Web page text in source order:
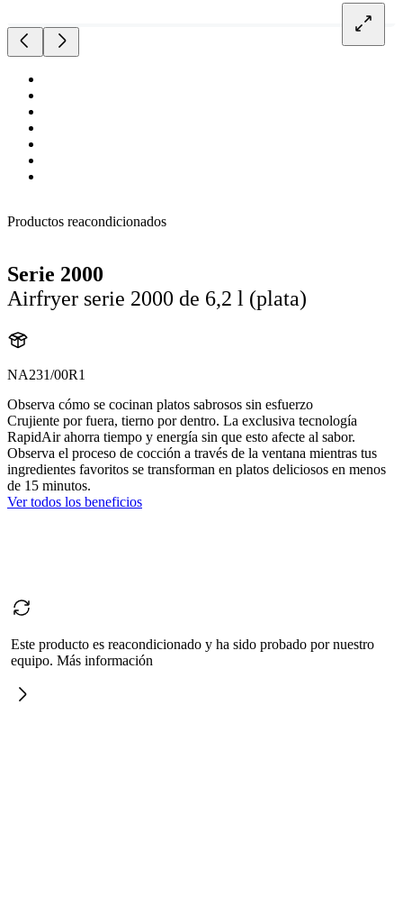
Productos reacondicionados
Serie 2000
Airfryer serie 2000 de 6,2 l (plata)
NA231/00R1
Observa cómo se cocinan platos sabrosos sin esfuerzo
Crujiente por fuera, tierno por dentro. La exclusiva tecnología
RapidAir ahorra tiempo y energía sin que esto afecte al sabor.
Observa el proceso de cocción a través de la ventana mientras tus
ingredientes favoritos se transforman en platos deliciosos en menos
de 15 minutos.
Ver todos los beneficios
Este producto es reacondicionado y ha sido probado por nuestro
equipo. Más información